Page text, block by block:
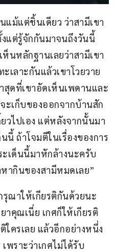
แม้แต่ชิ้นเดียว ว่าสามีเขา
แต่รู้จักกันมาจนถึงวันนี้
ห็นหลักฐานเลยว่าสามีเขา
เลาะกันแล้วเขาโวยวาย
ดที่เขาอัดเห็นเพดานและ
ะเก็บของออกจากบ้านสัก
วไปเอง แต่หลังจากนั้นมา
ถ้าโจมตีในเรื่องของการ
เด็นนี้มาหักล้างนะครับ
ากินของสามีหมดเลย”
รุณาให้เกียรติกันด้วยนะ
าคุณเนี่ย เกศก็ให้เกียรติ
ใครเลย แล้วอีกอย่างหนึ่ง
พราะว่าเกศไม่ได้รับ